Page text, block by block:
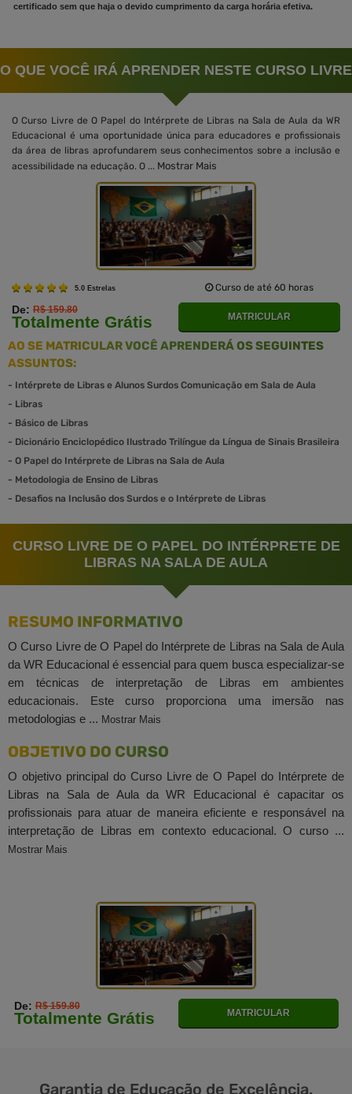
certificado sem que haja o devido cumprimento da carga horária efetiva.
O QUE VOCÊ IRÁ APRENDER NESTE CURSO LIVRE
O Curso Livre de O Papel do Intérprete de Libras na Sala de Aula da WR
Educacional é uma oportunidade única para educadores e profissionais
da área de libras aprofundarem seus conhecimentos sobre a inclusão e
acessibilidade na educação. O ... Mostrar Mais
5.0 Estrelas Curso de até 60 horas
De: R$ 159.80
Totalmente Grátis MATRICULAR
AO SE MATRICULAR VOCÊ APRENDERÁ OS SEGUINTES
ASSUNTOS:
- Intérprete de Libras e Alunos Surdos Comunicação em Sala de Aula
- Libras
- Básico de Libras
- Dicionário Enciclopédico Ilustrado Trilíngue da Língua de Sinais Brasileira
- O Papel do Intérprete de Libras na Sala de Aula
- Metodologia de Ensino de Libras
- Desafios na Inclusão dos Surdos e o Intérprete de Libras
CURSO LIVRE DE O PAPEL DO INTÉRPRETE DE
LIBRAS NA SALA DE AULA
RESUMO INFORMATIVO
O Curso Livre de O Papel do Intérprete de Libras na Sala de Aula
da WR Educacional é essencial para quem busca especializar-se
em técnicas de interpretação de Libras em ambientes
educacionais. Este curso proporciona uma imersão nas
metodologias e ... Mostrar Mais
OBJETIVO DO CURSO
O objetivo principal do Curso Livre de O Papel do Intérprete de
Libras na Sala de Aula da WR Educacional é capacitar os
profissionais para atuar de maneira eficiente e responsável na
interpretação de Libras em contexto educacional. O curso ...
Mostrar Mais
De:R$ 159.80
Totalmente Grátis MATRICULAR
Garantia de Educação de Excelência.